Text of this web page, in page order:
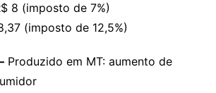
8 (imposto de 7%)
(imposto de 12,5%)
Produzido em MT: aumento de